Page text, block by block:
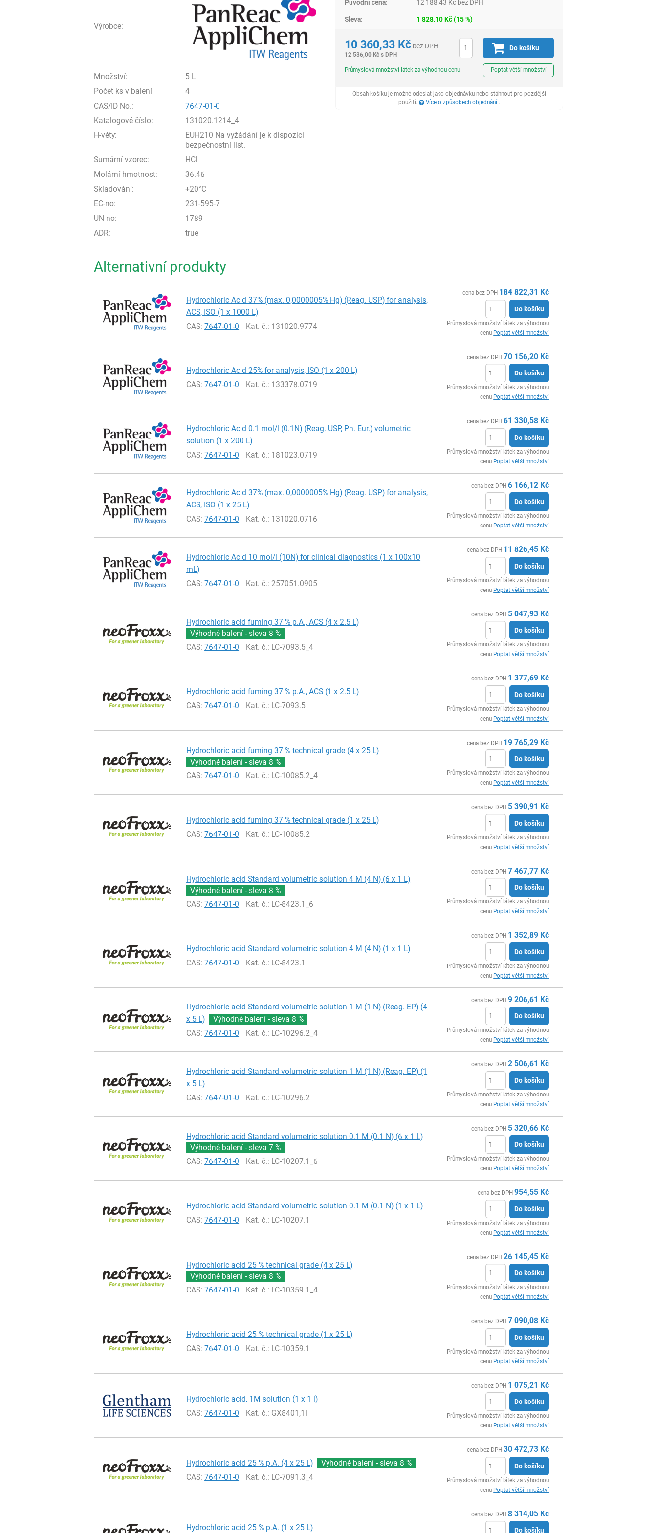
Výrobce:
Množství:
5 L
Počet ks v balení:
4
CAS/ID No.:
7647-01-0
Katalogové číslo:
131020.1214_4
H-věty:
EUH210 Na vyžádání je k dispozici
bezpečnostní list.
Sumární vzorec:
HCl
Molární hmotnost:
36.46
Skladování:
+20°C
EC-no:
231-595-7
UN-no:
1789
ADR:
true
Původní cena: 12 188,43Kčbez DPH
Sleva: 1 828,10Kč(15%)
10 360,33 Kč bez DPH
12 536,00 Kč s DPH
Do košíku
Průmyslová množství látek za výhodnou cenu Poptat větší množství
Obsah košíku je možné odeslat jako objednávku nebo stáhnout pro pozdější
použití.
Více o způsobech objednání
Alternativní produkty
Hydrochloric Acid 37% (max. 0,0000005% Hg) (Reag. USP) for analysis,
ACS, ISO (1 x 1000 L)
CAS:7647-01-0 Kat. č.: 131020.9774
cena bez DPH 184 822,31 Kč
Do košíku
Průmyslová množství látek za výhodnou
cenu Poptat větší množství
Hydrochloric Acid 25% for analysis, ISO (1 x 200 L)
CAS:7647-01-0 Kat. č.: 133378.0719
cena bez DPH 70 156,20 Kč
Do košíku
Průmyslová množství látek za výhodnou
cenu Poptat větší množství
Hydrochloric Acid 0.1 mol/l (0.1N) (Reag. USP, Ph. Eur.) volumetric
solution (1 x 200 L)
CAS:7647-01-0 Kat. č.: 181023.0719
cena bez DPH 61 330,58 Kč
Do košíku
Průmyslová množství látek za výhodnou
cenu Poptat větší množství
Hydrochloric Acid 37% (max. 0,0000005% Hg) (Reag. USP) for analysis,
ACS, ISO (1 x 25 L)
CAS:7647-01-0 Kat. č.: 131020.0716
cena bez DPH 6 166,12 Kč
Do košíku
Průmyslová množství látek za výhodnou
cenu Poptat větší množství
Hydrochloric Acid 10 mol/l (10N) for clinical diagnostics (1 x 100x10
mL)
CAS:7647-01-0 Kat. č.: 257051.0905
cena bez DPH 11 826,45 Kč
Do košíku
Průmyslová množství látek za výhodnou
cenu Poptat větší množství
Hydrochloric acid fuming 37 % p.A., ACS (4 x 2.5 L)
Výhodné balení - sleva 8 %
CAS:7647-01-0 Kat. č.: LC-7093.5_4
cena bez DPH 5 047,93 Kč
Do košíku
Průmyslová množství látek za výhodnou
cenu Poptat větší množství
Hydrochloric acid fuming 37 % p.A., ACS (1 x 2.5 L)
CAS:7647-01-0 Kat. č.: LC-7093.5
cena bez DPH 1 377,69 Kč
Do košíku
Průmyslová množství látek za výhodnou
cenu Poptat větší množství
Hydrochloric acid fuming 37 % technical grade (4 x 25 L)
Výhodné balení - sleva 8 %
CAS:7647-01-0 Kat. č.: LC-10085.2_4
cena bez DPH 19 765,29 Kč
Do košíku
Průmyslová množství látek za výhodnou
cenu Poptat větší množství
Hydrochloric acid fuming 37 % technical grade (1 x 25 L)
CAS:7647-01-0 Kat. č.: LC-10085.2
cena bez DPH 5 390,91 Kč
Do košíku
Průmyslová množství látek za výhodnou
cenu Poptat větší množství
Hydrochloric acid Standard volumetric solution 4 M (4 N) (6 x 1 L)
Výhodné balení - sleva 8 %
CAS:7647-01-0 Kat. č.: LC-8423.1_6
cena bez DPH 7 467,77 Kč
Do košíku
Průmyslová množství látek za výhodnou
cenu Poptat větší množství
Hydrochloric acid Standard volumetric solution 4 M (4 N) (1 x 1 L)
CAS:7647-01-0 Kat. č.: LC-8423.1
cena bez DPH 1 352,89 Kč
Do košíku
Průmyslová množství látek za výhodnou
cenu Poptat větší množství
Hydrochloric acid Standard volumetric solution 1 M (1 N) (Reag. EP) (4
x 5 L)
Výhodné balení - sleva 8 %
CAS:7647-01-0 Kat. č.: LC-10296.2_4
cena bez DPH 9 206,61 Kč
Do košíku
Průmyslová množství látek za výhodnou
cenu Poptat větší množství
Hydrochloric acid Standard volumetric solution 1 M (1 N) (Reag. EP) (1
x 5 L)
CAS:7647-01-0 Kat. č.: LC-10296.2
cena bez DPH 2 506,61 Kč
Do košíku
Průmyslová množství látek za výhodnou
cenu Poptat větší množství
Hydrochloric acid Standard volumetric solution 0.1 M (0.1 N) (6 x 1 L)
Výhodné balení - sleva7 %
CAS:7647-01-0 Kat. č.: LC-10207.1_6
cena bez DPH 5 320,66 Kč
Do košíku
Průmyslová množství látek za výhodnou
cenu Poptat větší množství
Hydrochloric acid Standard volumetric solution 0.1 M (0.1 N) (1 x 1 L)
CAS:7647-01-0 Kat. č.: LC-10207.1
cena bez DPH 954,55 Kč
Do košíku
Průmyslová množství látek za výhodnou
cenu Poptat větší množství
Hydrochloric acid 25 % technical grade (4 x 25 L)
Výhodné balení - sleva 8 %
CAS:7647-01-0 Kat. č.: LC-10359.1_4
cena bez DPH 26 145,45 Kč
Do košíku
Průmyslová množství látek za výhodnou
cenu Poptat větší množství
Hydrochloric acid 25 % technical grade (1 x 25 L)
CAS:7647-01-0 Kat. č.: LC-10359.1
cena bez DPH 7 090,08 Kč
Do košíku
Průmyslová množství látek za výhodnou
cenu Poptat větší množství
Hydrochloric acid, 1M solution (1 x 1 l)
CAS:7647-01-0 Kat. č.: GX8401,1l
cena bez DPH 1 075,21 Kč
Do košíku
Průmyslová množství látek za výhodnou
cenu Poptat větší množství
Hydrochloric acid 25 % p.A. (4 x 25 L) Výhodné balení - sleva 8 %
CAS:7647-01-0 Kat. č.: LC-7091.3_4
cena bez DPH 30 472,73 Kč
Do košíku
Průmyslová množství látek za výhodnou
cenu Poptat větší množství
Hydrochloric acid 25 % p.A. (1 x 25 L)
cena bez DPH 8 314,05 Kč
Do košíku